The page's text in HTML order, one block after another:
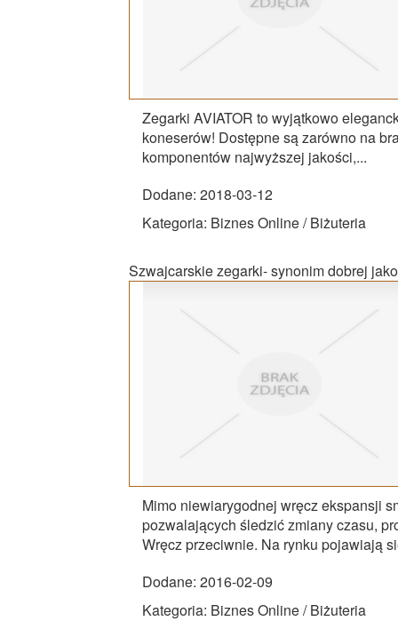
Zegarki AVIATOR to wyjątkowo
koneserów! Dostępne są zarówno na
komponentów najwyższej jakości,...
Dodane: 2018-03-12
Kategoria: Biznes Online / Biżuteria
Szwajcarskie zegarki- synonim dobrej
Mimo niewiarygodnej wręcz ekspansji
pozwalających śledzić zmiany czasu,
Wręcz przeciwnie. Na rynku pojawiają
Dodane: 2016-02-09
Kategoria: Biznes Online / Biżuteria